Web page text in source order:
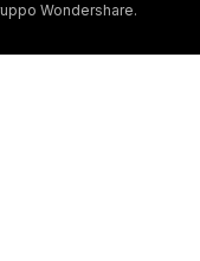
Wondershare.